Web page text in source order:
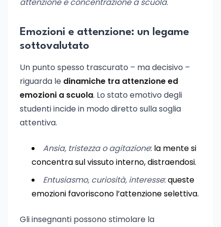
Emozioni e attenzione: un legame
sottovalutato
Un punto spesso trascurato – ma decisivo –
riguarda le dinamiche tra attenzione ed
emozioni a scuola. Lo stato emotivo degli
studenti incide in modo diretto sulla soglia
attentiva.
Ansia, tristezza o agitazione: la mente si
concentra sul vissuto interno, distraendosi.
Entusiasmo, curiosità, interesse: queste
emozioni favoriscono l’attenzione selettiva.
Gli insegnanti possono stimolare la